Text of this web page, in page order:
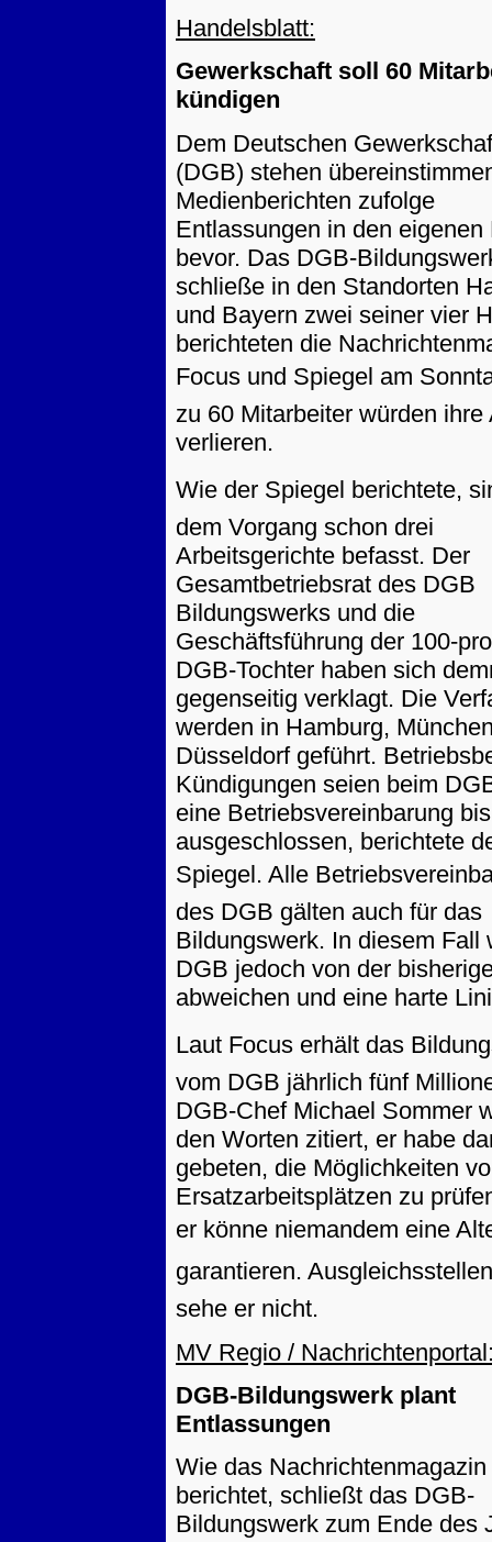
Handelsblatt:
Gewerkschaft soll 60
kündigen
Dem Deutschen
(DGB) stehen
Medienberichten zufolge
Entlassungen in den eigenen
bevor. Das DGB-
schließe in den Standorten
und Bayern zwei seiner vier
berichteten die
Focus und Spiegel am
zu 60 Mitarbeiter würden ihre
verlieren.
Wie der Spiegel berichtete,
dem Vorgang schon drei
Arbeitsgerichte befasst. Der
Gesamtbetriebsrat des DGB
Bildungswerks und die
Geschäftsführung der 100-
DGB-Tochter haben sich
gegenseitig verklagt. Die
werden in Hamburg,
Düsseldorf geführt.
Kündigungen seien beim
eine Betriebsvereinbarung
ausgeschlossen, berichtete
Spiegel. Alle
des DGB gälten auch für das
Bildungswerk. In diesem Fall
DGB jedoch von der
abweichen und eine harte
Laut Focus erhält das
vom DGB jährlich fünf
DGB-Chef Michael Sommer
den Worten zitiert, er habe
gebeten, die Möglichkeiten
Ersatzarbeitsplätzen zu
er könne niemandem eine
garantieren.
sehe er nicht.
MV Regio /
DGB-Bildungswerk plant
Entlassungen
Wie das
berichtet, schließt das DGB-
Bildungswerk zum Ende des